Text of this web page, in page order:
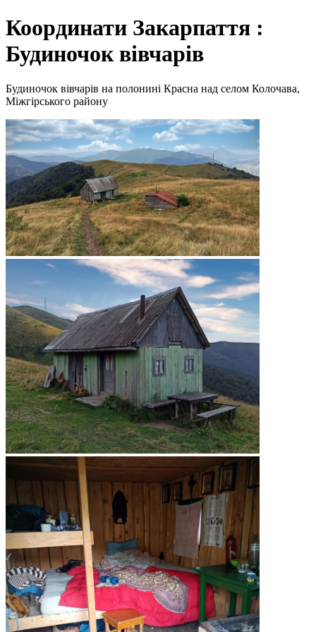
Координати Закарпаття :
Будиночок вівчарів
Будиночок вівчарів на полонині Красна над селом Колочава,
Міжгірського району